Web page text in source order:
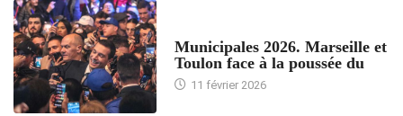
Municipales 2026. Marseille et
Toulon face à la poussée du
11 février 2026